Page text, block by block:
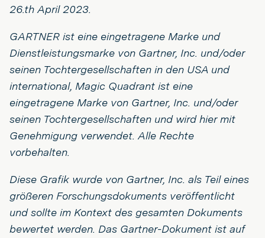
26.thApril 2023.
GARTNER ist eine eingetragene Marke und
Dienstleistungsmarke von Gartner, Inc. und/oder
seinen Tochtergesellschaften in den USA und
international, Magic Quadrant ist eine
eingetragene Marke von Gartner, Inc. und/oder
seinen Tochtergesellschaften und wird hier mit
Genehmigung verwendet. Alle Rechte
vorbehalten.
Diese Grafik wurde von Gartner, Inc. als Teil eines
größeren Forschungsdokuments veröffentlicht
und sollte im Kontext des gesamten Dokuments
bewertet werden. Das Gartner-Dokument ist auf